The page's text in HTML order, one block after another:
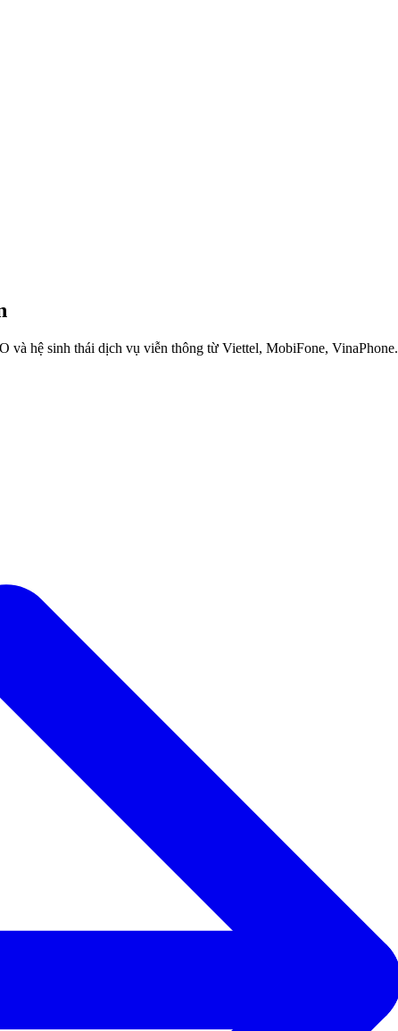
và hệ sinh thái dịch vụ viễn thông từ Viettel, MobiFone, VinaPhone.